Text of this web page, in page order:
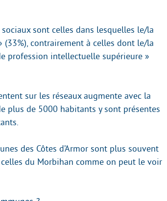
sont celles dans lesquelles le/la
contrairement à celles dont le/la
profession intellectuelle supérieure »
sur les réseaux augmente avec la
plus de 5000 habitants y sont présentes
des Côtes d’Armor sont plus souvent
du Morbihan comme on peut le voir